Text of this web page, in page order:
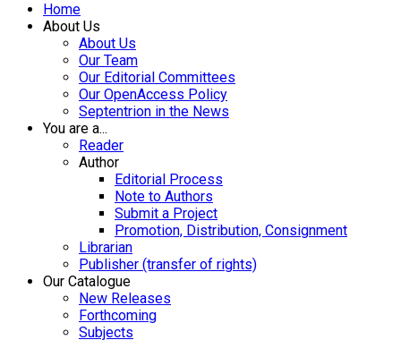
Home
About Us
About Us
Our Team
Our Editorial Committees
Our OpenAccess Policy
Septentrion in the News
You are a...
Reader
Author
Editorial Process
Note to Authors
Submit a Project
Promotion, Distribution, Consignment
Librarian
Publisher (transfer of rights)
Our Catalogue
New Releases
Forthcoming
Subjects